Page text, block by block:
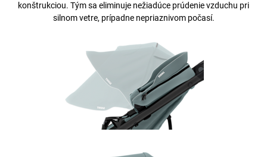
konštrukciou. Tým sa eliminuje nežiadúce prúdenie vzduchu pri
silnom vetre, prípadne nepriaznivom počasí.